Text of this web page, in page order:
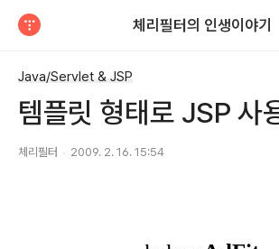
체리필터의 인생이야기
Java/Servlet & JSP
템플릿 형태로 JSP 사
체리필터 2009. 2. 16. 15:54